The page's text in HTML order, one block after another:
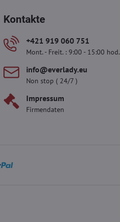
Kontakte
+421 919 060 751
Mont. - Freit. : 9:00 - 15:00 hod.
info​​@everlady​​.eu
Non stop ( 24/7 )
Impressum
Firmendaten